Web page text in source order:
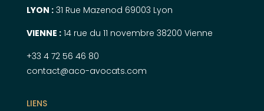
LYON :31 Rue Mazenod 69003 Lyon
VIENNE :14 rue du 11 novembre 38200 Vienne
+33 4 72 56 46 80
contact@aco-avocats.com
LIENS